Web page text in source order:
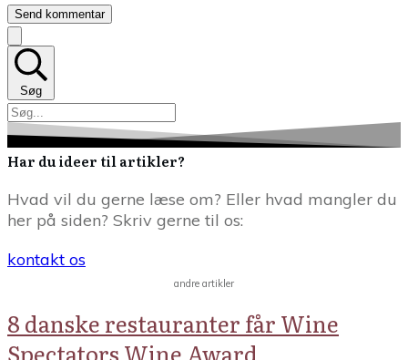
Send kommentar
Søg
Har du ideer til artikler?
Hvad vil du gerne læse om? Eller hvad mangler du
her på siden? Skriv gerne til os:
kontakt os
andre artikler
8 danske restauranter får Wine
Spectators Wine Award